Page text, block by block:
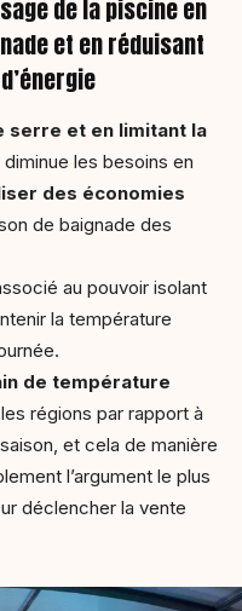
de la piscine en
et en réduisant
serre et en limitant la
diminue les besoins en
des économies
de baignade des
au pouvoir isolant
la température
de température
régions par rapport à
et cela de manière
l’argument le plus
déclencher la vente